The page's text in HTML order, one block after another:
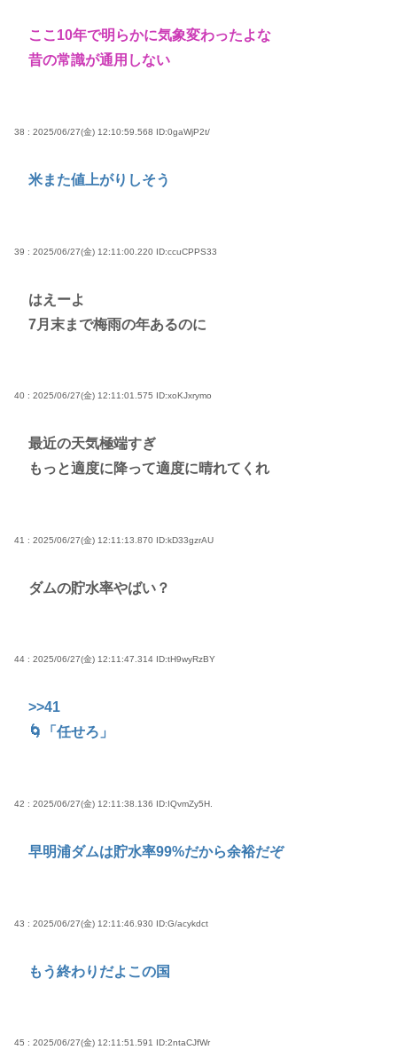
ここ10年で明らかに気象変わったよな
昔の常識が通用しない
38 : 2025/06/27(金) 12:10:59.568 ID:0gaWjP2t/
米また値上がりしそう
39 : 2025/06/27(金) 12:11:00.220 ID:ccuCPPS33
はえーよ
7月末まで梅雨の年あるのに
40 : 2025/06/27(金) 12:11:01.575 ID:xoKJxrymo
最近の天気極端すぎ
もっと適度に降って適度に晴れてくれ
41 : 2025/06/27(金) 12:11:13.870 ID:kD33gzrAU
ダムの貯水率やばい？
44 : 2025/06/27(金) 12:11:47.314 ID:tH9wyRzBY
>>41
🌀「任せろ」
42 : 2025/06/27(金) 12:11:38.136 ID:IQvmZy5H.
早明浦ダムは貯水率99%だから余裕だぞ
43 : 2025/06/27(金) 12:11:46.930 ID:G/acykdct
もう終わりだよこの国
45 : 2025/06/27(金) 12:11:51.591 ID:2ntaCJfWr